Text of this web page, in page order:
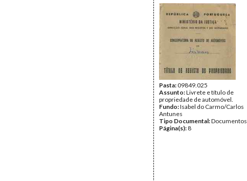
Pasta:09849.025
Assunto:Livrete e título de
propriedade de automóvel.
Fundo:Isabel do Carmo/Carlos
Antunes
Tipo Documental:Documentos
Página(s): 8